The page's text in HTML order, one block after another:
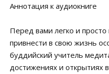
Аннотация к аудиокниге
Перед вами легко и просто
привнести в свою жизнь
буддийский учитель
достижениях и открытиях